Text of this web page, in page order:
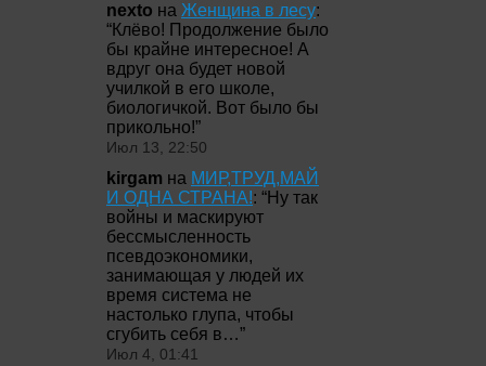
nexto на Женщина в лесу:
“Клёво! Продолжение было
бы крайне интересное! А
вдруг она будет новой
училкой в его школе,
биологичкой. Вот было бы
прикольно!”
Июл 13, 22:50
kirgam на МИР,ТРУД,МАЙ
И ОДНА СТРАНА!: “Ну так
войны и маскируют
бессмысленность
псевдоэкономики,
занимающая у людей их
время система не
настолько глупа, чтобы
сгубить себя в…”
Июл 4, 01:41